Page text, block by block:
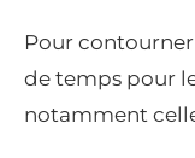
Pour
de temps pour
notamment